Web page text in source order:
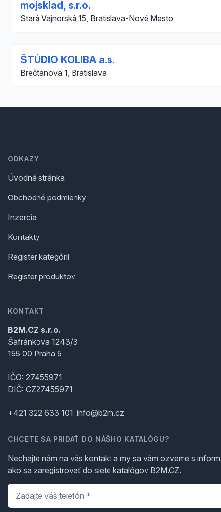
mojsklad, s.r.o.
Stará Vajnorská 15, Bratislava-Nové Mesto
ŠTÚDIO KOLIBA a.s.
Brečtanova 1, Bratislava
ODKAZY
Úvodná stránka
Obchodné podmienky
Inzercia
Kontakty
Register kategórii
Register produktov
KONTAKT
B2M.CZ s.r.o.
Šafránkova 1243/3
155 00 Praha 5
IČO: 27455971
DIČ: CZ27455971
+421 322 633 101, info@b2m.cz
CHCETE SA PRIDAŤ DO NÁŠHO KATALÓGU?
Nechajte nám na vás kontakt a my sa vám ozveme s
ako sa zaregistrovať do siete katalógov B2M.CZ.
Telefón